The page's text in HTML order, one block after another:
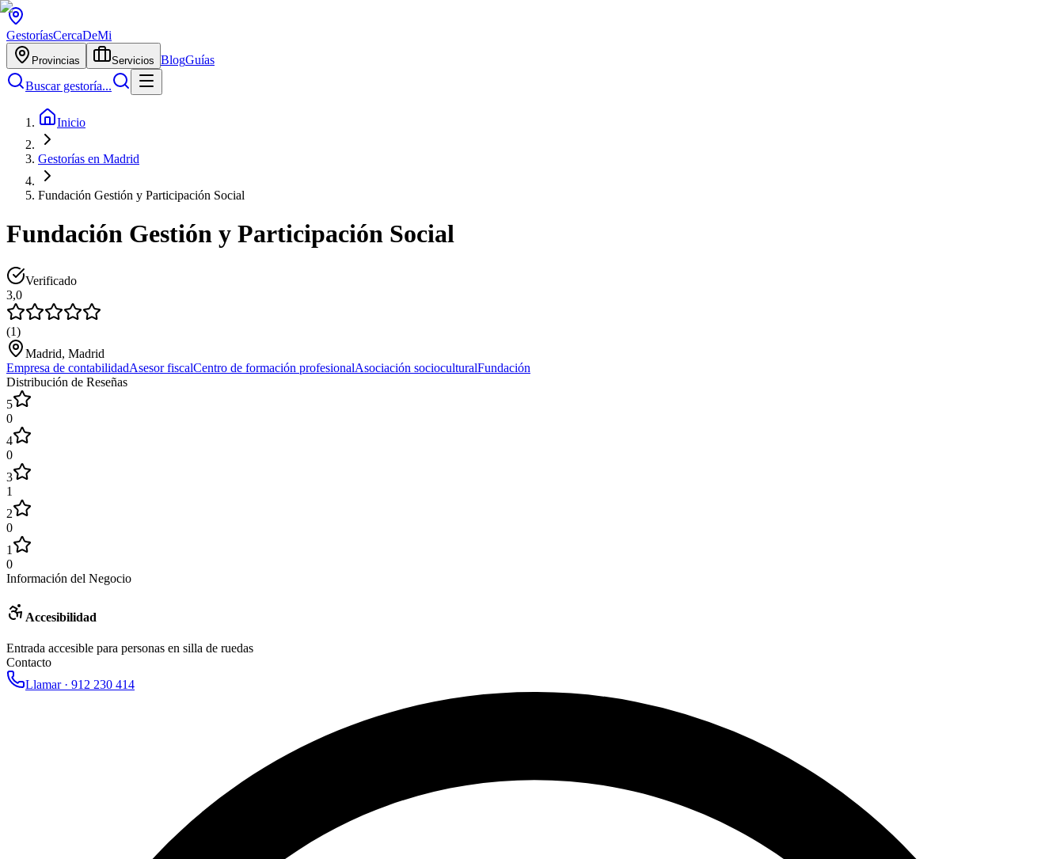
GestoríasCercaDeMi
Provincias Servicios BlogGuías
Buscar gestoría...
Inicio
Gestorías en Madrid
Fundación Gestión y Participación Social
Fundación Gestión y Participación Social
Verificado
3,0
(1)
Madrid, Madrid
Empresa de contabilidadAsesor fiscalCentro de formación profesionalAsociación socioculturalFundación
Distribución de Reseñas
5
0
4
0
3
1
2
0
1
0
Información del Negocio
Accesibilidad
Entrada accesible para personas en silla de ruedas
Contacto
Llamar · 912 230 414